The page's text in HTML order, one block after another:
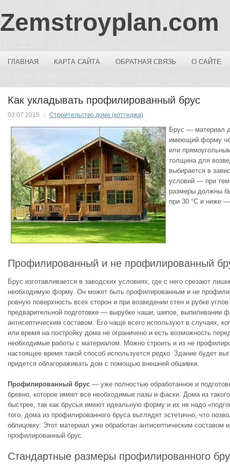
Zemstroyplan.com
ГЛАВНАЯ КАРТА САЙТА ОБРАТНАЯ СВЯЗЬ О САЙТЕ
Как укладывать профилированный брус
02.07.2015 Строительство дома (коттеджа)
Брус — материал
имеющий форму
или
толщина для
выбирается в
условий — при
размеры должны
при 30 °С и ниже
Профилированный и не профилированный
Брус изготавливается в заводских условиях, где с него срезают
необходимую форму. Он может быть профилированным и не
ровную поверхность всех сторон и при возведении стен и рубке
предварительной подготовке — вырубке чаши, шипов, выпиливании
антисептическим составом. Его чаще всего используют в случаях,
или время на постройку дома не ограничено и есть возможность
необходимые работы с материалом. Можно строить и из не
настоящее время такой способ используется редко. Здание будет
придется облагораживать дом с помощью внешней обшивки.
Профилированный брус — уже полностью обработанное и
бревно, которое имеет все необходимые пазы и фаски. Дома из
быстрее, так как брусья имеют идеальную форму и их не надо
того, дома из профилированного бруса выглядят эстетично, что
облицовку. Этот материал уже обработан антисептическим составом
профилированный брус.
Стандартные размеры профилированного